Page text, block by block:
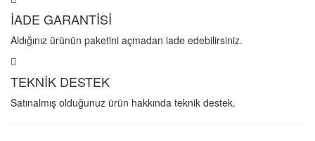
İADE GARANTİSİ
Aldığınız ürünün paketini açmadan iade edebilirsiniz.
TEKNİK DESTEK
Satınalmış olduğunuz ürün hakkında teknik destek.